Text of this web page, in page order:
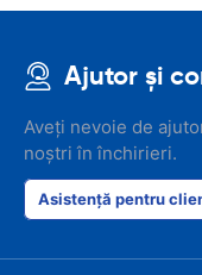
Ajutor și
Aveți nevoie de
noștri în închirieri.
Asistență pentru